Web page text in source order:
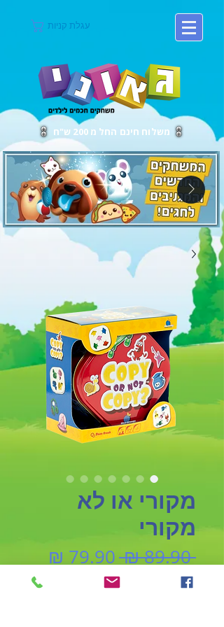
עגלת קניות
משלוח חינם החל מ 200 ש"ח
מקורי או לא
מקורי
‏89.90 ‏₪
מחיר
רגיל
מבצע